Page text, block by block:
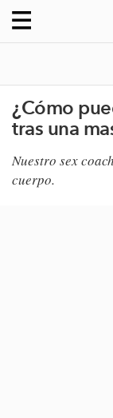
¿Cómo
tras una
Nuestro sex
cuerpo.